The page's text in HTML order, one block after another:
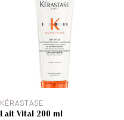
KÉRASTASE
Lait Vital 200 ml